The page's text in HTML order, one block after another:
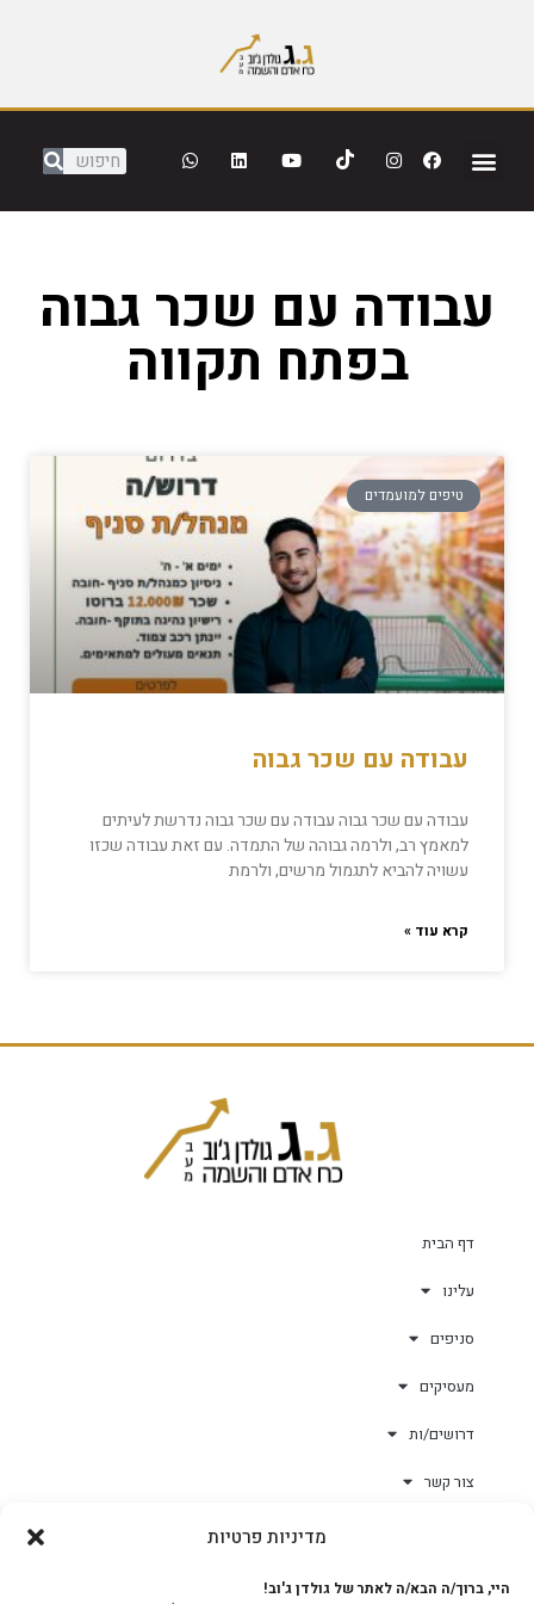
מדיניות פרטיות
היי, ברוך/ה הבא/ה לאתר של גולדן ג'וב!
עבודה עם שכר גבוה
בפתח תקווה
טיפים למועמדים
עבודה עם שכר גבוה
עבודה עם שכר גבוה עבודה עם שכר גבוה נדרשת לעיתים
למאמץ רב, ולרמה גבוהה של התמדה. עם זאת עבודה שכזו
עשויה להביא לתגמול מרשים, ולרמת
קרא עוד »
דף הבית
עלינו
סניפים
מעסיקים
דרושים/ות
צור קשר